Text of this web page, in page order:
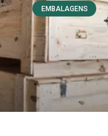
EMBALAGENS